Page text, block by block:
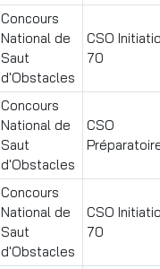
Concours
National de
Saut
d'Obstacles
CSO
70
Concours
National de
Saut
d'Obstacles
CSO
Concours
National de
Saut
d'Obstacles
CSO
70